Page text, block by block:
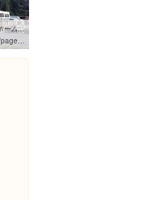
道の駅奥久慈だいご | 大子町公式ホームページ